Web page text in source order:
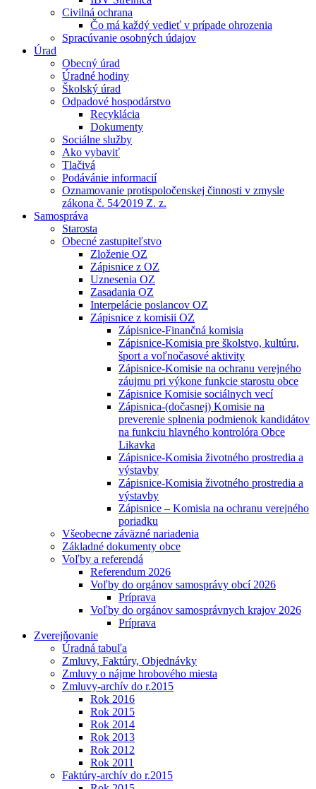
Civilná ochrana
Čo má každý vedieť v prípade ohrozenia
Spracúvanie osobných údajov
Úrad
Obecný úrad
Úradné hodiny
Školský úrad
Odpadové hospodárstvo
Recyklácia
Dokumenty
Sociálne služby
Ako vybaviť
Tlačivá
Podávánie informacií
Oznamovanie protispoločenskej činnosti v zmysle
zákona č. 54⁄2019 Z. z.
Samospráva
Starosta
Obecné zastupiteľstvo
Zloženie OZ
Zápisnice z OZ
Uznesenia OZ
Zasadania OZ
Interpelácie poslancov OZ
Zápisnice z komisii OZ
Zápisnice-Finančná komisia
Zápisnice-Komisia pre školstvo, kultúru,
šport a voľnočasové aktivity
Zápisnice-Komisie na ochranu verejného
záujmu pri výkone funkcie starostu obce
Zápisnice Komisie sociálnych vecí
Zápisnica-(dočasnej) Komisie na
preverenie splnenia podmienok kandidátov
na funkciu hlavného kontrolóra Obce
Likavka
Zápisnice-Komisia životného prostredia a
výstavby
Zápisnice-Komisia životného prostredia a
výstavby
Zápisnice – Komisia na ochranu verejného
poriadku
Všeobecne záväzné nariadenia
Základné dokumenty obce
Voľby a referendá
Referendum 2026
Voľby do orgánov samosprávy obcí 2026
Príprava
Voľby do orgánov samosprávnych krajov 2026
Príprava
Zverejňovanie
Úradná tabuľa
Zmluvy, Faktúry, Objednávky
Zmluvy o nájme hrobového miesta
Zmluvy-archív do r.2015
Rok 2016
Rok 2015
Rok 2014
Rok 2013
Rok 2012
Rok 2011
Faktúry-archív do r.2015